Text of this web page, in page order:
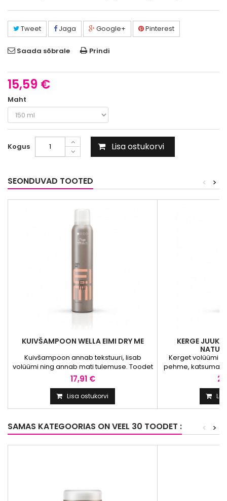
Tweet Jaga Google+ Pinterest
Saada sõbrale Prindi
15,59 €
Maht
Kogus Lisa ostukorvi
SEONDUVAD TOOTED >
<
KUIVŠAMPOON WELLA EIMI DRY ME
Kuivšampoon annab tekstuuri, lisab
volüümi ning annab mati tulemuse. Toodet
on täiustatud tapiokitärklisega, mistõttu
juustesse jääb vähem jääke, mis lubab
esile tuua „teise päeva” soengu juukseid
raskeks
muutmata.KASUTAMINE: Raputage,
pihustage, seadke soengusse. Pihustage
ühtlaselt kuivadesse juustesse, laske
17,91 €
Lisa ostukorvi
KERGE
Kerget volüümi
pehme, katsuma
Toote koostis
niiskuse
kuivatamisel.
lihtsamaks
soengute
kasutamist
niisketesse
SAMAS KATEGOORIAS ON VEEL 30 TOODET : >
<